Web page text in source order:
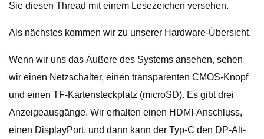
Sie diesen Thread mit einem Lesezeichen versehen.
Als nächstes kommen wir zu unserer Hardware-Übersicht.
Wenn wir uns das Äußere des Systems ansehen, sehen
wir einen Netzschalter, einen transparenten CMOS-Knopf
und einen TF-Kartensteckplatz (microSD). Es gibt drei
Anzeigeausgänge. Wir erhalten einen HDMI-Anschluss,
einen DisplayPort, und dann kann der Typ-C den DP-Alt-